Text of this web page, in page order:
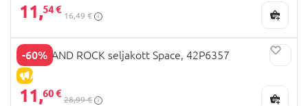
11,54 €
16,49 €
-60%
ALLAHINDLUS
FLOSS AND ROCK seljakott Space, 42P6357
11,60 €
28,99 €